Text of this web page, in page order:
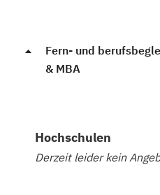
Fern- und
& MBA
Hochschulen
Derzeit leider kein